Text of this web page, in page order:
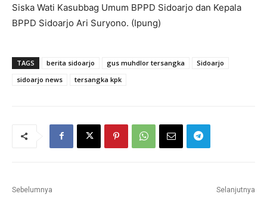
Siska Wati Kasubbag Umum BPPD Sidoarjo dan Kepala
BPPD Sidoarjo Ari Suryono. (Ipung)
TAGS berita sidoarjo gus muhdlor tersangka
Sidoarjo
sidoarjo news
tersangka kpk
Sebelumnya Selanjutnya